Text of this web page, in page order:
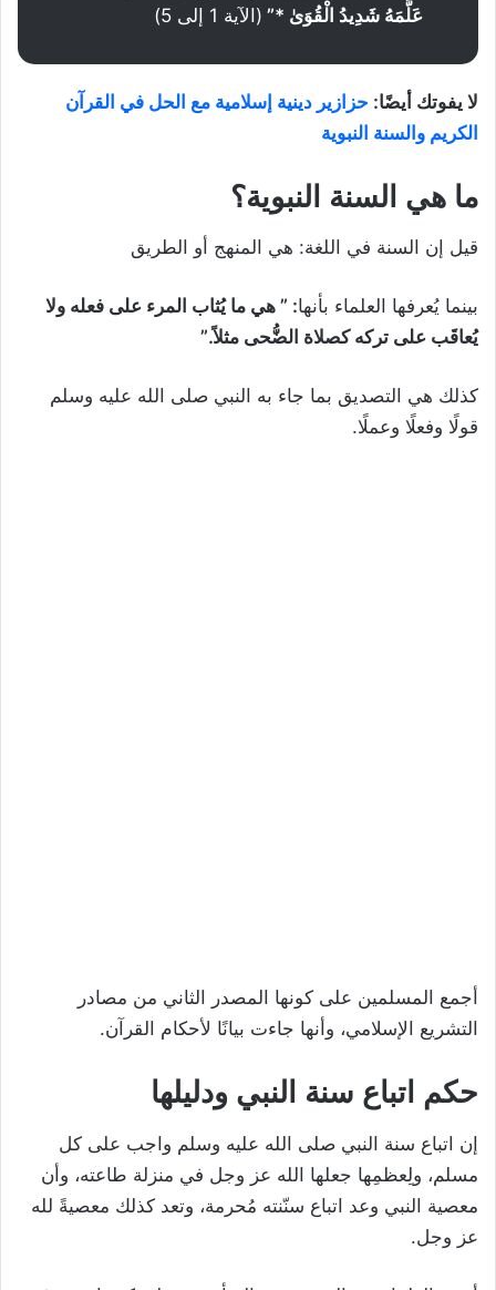
عَلَّمَهُ شَدِيدُ الْقُوَىٰ *” (الآية 1 إلى 5)
لا يفوتك أيضًا: حزازير دينية إسلامية مع الحل في القرآن
الكريم والسنة النبوية
ما هي السنة النبوية؟
قيل إن السنة في اللغة: هي المنهج أو الطريق
بينما يُعرفها العلماء بأنها: ” هي ما يُثاب المرء على فعله ولا
يُعاقَب على تركه كصلاة الضُّحى مثلاً.”
كذلك هي التصديق بما جاء به النبي صلى الله عليه وسلم
قولًا وفعلًا وعملًا.
أجمع المسلمين على كونها المصدر الثاني من مصادر
التشريع الإسلامي، وأنها جاءت بيانًا لأحكام القرآن.
حكم اتباع سنة النبي ودليلها
إن اتباع سنة النبي صلى الله عليه وسلم واجب على كل
مسلم، ولِعظمِها جعلها الله عز وجل في منزلة طاعته، وأن
معصية النبي وعد اتباع سنّنته مُحرمة، وتعد كذلك معصيةً لله
عز وجل.